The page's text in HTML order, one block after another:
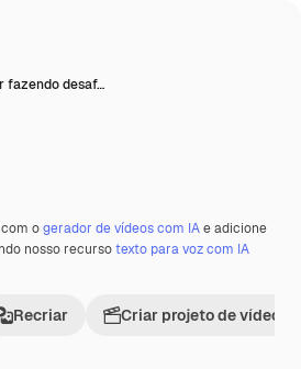
fazendo desaf…
ogerador de vídeos com IAe adicione
nosso recursotexto para voz com IA
Recriar Criar projeto de vídeo